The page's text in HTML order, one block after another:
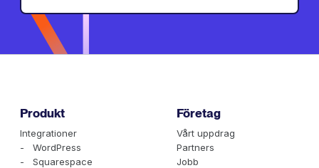
Produkt
Integrationer
- WordPress
- Squarespace
Företag
Vårt uppdrag
Partners
Jobb